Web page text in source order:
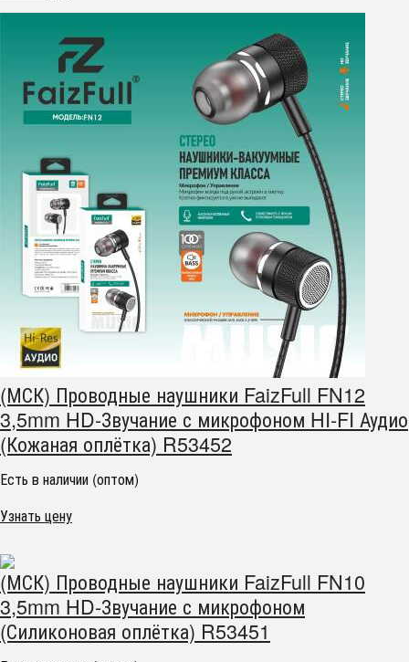
(МСК) Проводные наушники FaizFull FN12
3,5mm HD-Звучание с микрофоном HI-FI Аудио
(Кожаная оплётка) R53452
Есть в наличии (оптом)
Узнать цену
(МСК) Проводные наушники FaizFull FN10
3,5mm HD-Звучание с микрофоном
(Силиконовая оплётка) R53451